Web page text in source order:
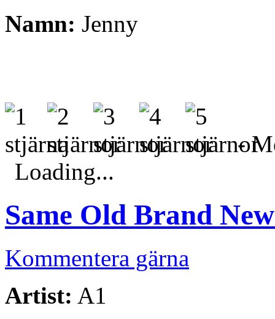
Namn: Jenny
-
Loading...
Same Old Brand
Kommentera gärna
Artist: A1